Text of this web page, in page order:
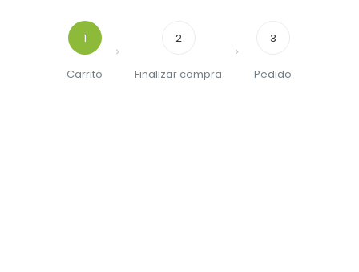
1
Carrito
2
Finalizar compra
3
Pedido